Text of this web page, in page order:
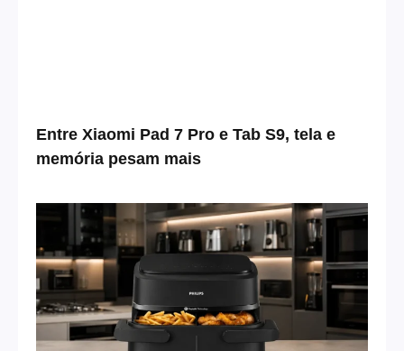
Entre Xiaomi Pad 7 Pro e Tab S9, tela e
memória pesam mais